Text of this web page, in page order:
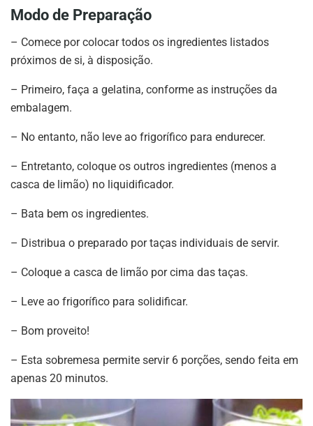
Modo de Preparação
– Comece por colocar todos os ingredientes listados
próximos de si, à disposição.
– Primeiro, faça a gelatina, conforme as instruções da
embalagem.
– No entanto, não leve ao frigorífico para endurecer.
– Entretanto, coloque os outros ingredientes (menos a
casca de limão) no liquidificador.
– Bata bem os ingredientes.
– Distribua o preparado por taças individuais de servir.
– Coloque a casca de limão por cima das taças.
– Leve ao frigorífico para solidificar.
– Bom proveito!
– Esta sobremesa permite servir 6 porções, sendo feita em
apenas 20 minutos.